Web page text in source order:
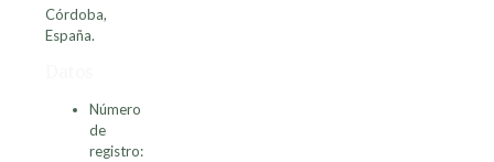
Córdoba,
España.
Número
de
registro: